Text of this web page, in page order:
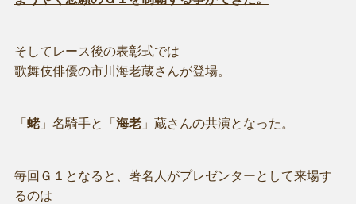
そしてレース後の表彰式では
歌舞伎俳優の市川海老蔵さんが登場。
「 蛯」名騎手と「 海老」蔵さんの共演となった。
毎回Ｇ１となると、著名人がプレゼンターとして来場す
るのは